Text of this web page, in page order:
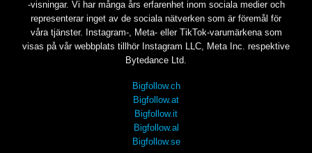
-visningar. Vi har många års erfarenhet inom sociala medier och
representerar inget av de sociala nätverken som är föremål för
våra tjänster. Instagram-, Meta- eller TikTok-varumärkena som
visas på vår webbplats tillhör Instagram LLC, Meta Inc. respektive
Bytedance Ltd.
Bigfollow.ch
Bigfollow.at
Bigfollow.it
Bigfollow.al
Bigfollow.se